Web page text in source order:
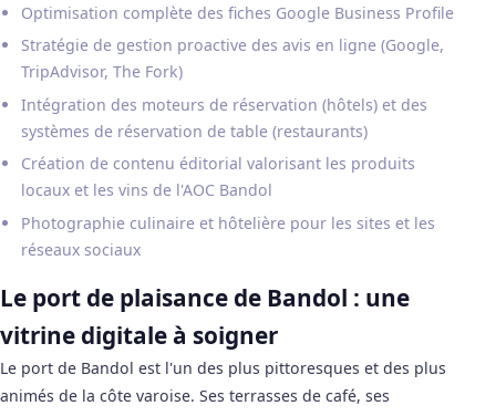
Optimisation complète des fiches Google Business Profile
Stratégie de gestion proactive des avis en ligne (Google,
TripAdvisor, The Fork)
Intégration des moteurs de réservation (hôtels) et des
systèmes de réservation de table (restaurants)
Création de contenu éditorial valorisant les produits
locaux et les vins de l'AOC Bandol
Photographie culinaire et hôtelière pour les sites et les
réseaux sociaux
Le port de plaisance de Bandol : une
vitrine digitale à soigner
Le port de Bandol est l'un des plus pittoresques et des plus
animés de la côte varoise. Ses terrasses de café, ses